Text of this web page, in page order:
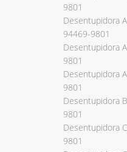
9801
Desentupidora
94469-9801
Desentupidora
9801
Desentupidora
9801
Desentupidora
9801
Desentupidora
9801